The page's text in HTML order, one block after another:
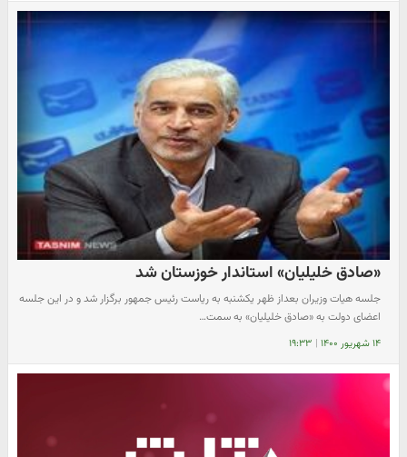
«صادق خلیلیان» استاندار خوزستان شد
جلسه هیات وزیران بعداز ظهر یکشنبه به ریاست رئیس جمهور برگزار شد و در این جلسه
اعضای دولت به «صادق خلیلیان» به سمت…
۱۴ شهریور ۱۴۰۰ | ۱۹:۳۳